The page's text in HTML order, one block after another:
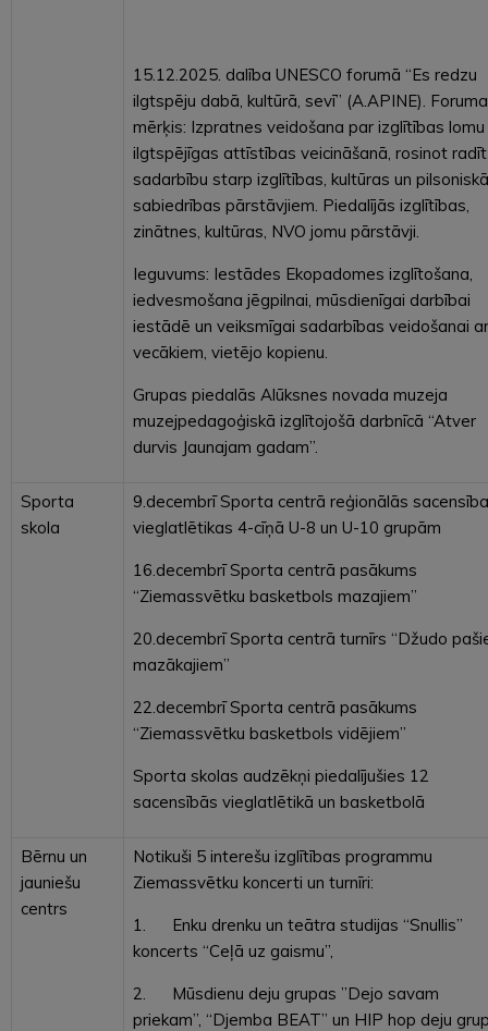
15.12.2025. dalība UNESCO forumā “Es redzu
ilgtspēju dabā, kultūrā, sevī” (A.APINE). Foruma
mērķis: Izpratnes veidošana par izglītības lomu
ilgtspējīgas attīstības veicināšanā, rosinot radīt
sadarbību starp izglītības, kultūras un
sabiedrības pārstāvjiem. Piedalījās izglītības,
zinātnes, kultūras, NVO jomu pārstāvji.
Ieguvums: Iestādes Ekopadomes izglītošana,
iedvesmošana jēgpilnai, mūsdienīgai darbībai
iestādē un veiksmīgai sadarbības veidošanai ar
vecākiem, vietējo kopienu.
Grupas piedalās Alūksnes novada muzeja
muzejpedagoģiskā izglītojošā darbnīcā “Atver
durvis Jaunajam gadam”.
Sporta
skola
9.decembrī Sporta centrā reģionālās
vieglatlētikas 4-cīņā U-8 un U-10 grupām
16.decembrī Sporta centrā pasākums
“Ziemassvētku basketbols mazajiem”
20.decembrī Sporta centrā turnīrs “Džudo
mazākajiem”
22.decembrī Sporta centrā pasākums
“Ziemassvētku basketbols vidējiem”
Sporta skolas audzēkņi piedalījušies 12
sacensībās vieglatlētikā un basketbolā
Bērnu un
jauniešu
centrs
Notikuši 5 interešu izglītības programmu
Ziemassvētku koncerti un turnīri:
1. Enku drenku un teātra studijas “Snullis”
koncerts “Ceļā uz gaismu”,
2. Mūsdienu deju grupas ”Dejo savam
priekam”, “Djemba BEAT” un HIP hop deju